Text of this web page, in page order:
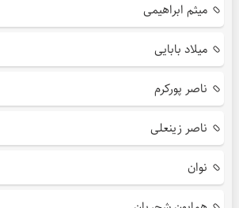
میثم ابراهیمی
میلاد بابایی
ناصر پورکرم
ناصر زینعلی
نوان